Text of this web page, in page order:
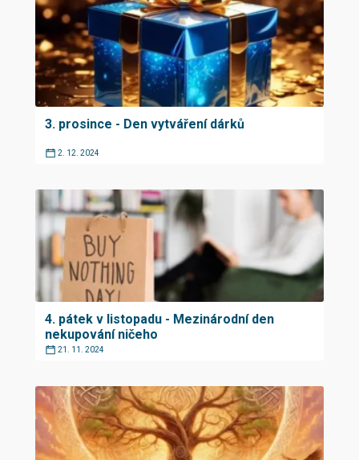
3. prosince - Den vytváření dárků
2. 12. 2024
4. pátek v listopadu - Mezinárodní den
nekupování ničeho
21. 11. 2024